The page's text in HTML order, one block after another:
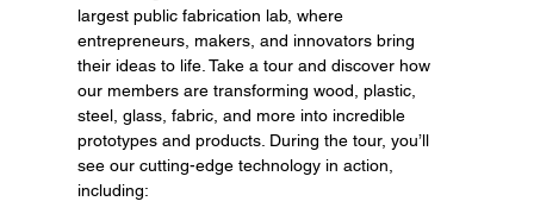
largest public fabrication lab, where
entrepreneurs, makers, and innovators bring
their ideas to life. Take a tour and discover how
our members are transforming wood, plastic,
steel, glass, fabric, and more into incredible
prototypes and products. During the tour, you’ll
see our cutting-edge technology in action,
including: